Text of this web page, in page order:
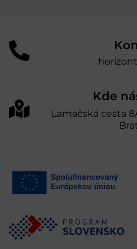
Kde
Lamačská cesta